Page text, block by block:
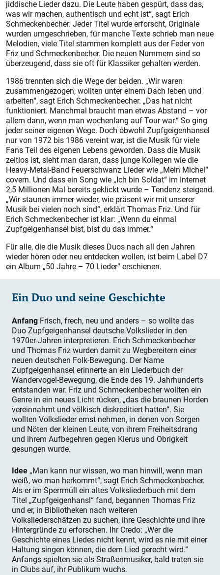
jiddische Lieder dazu. Die Leute haben gespürt, dass das,
was wir machen, authentisch und echt ist“, sagt Erich
Schmeckenbecher. Jeder Titel wurde erforscht, Originale
wurden umgeschrieben, für manche Texte schrieb man neue
Melodien, viele Titel stammen komplett aus der Feder von
Friz und Schmeckenbecher. Die neuen Nummern sind so
überzeugend, dass sie oft für Klassiker gehalten werden.
1986 trennten sich die Wege der beiden. „Wir waren
zusammengezogen, wollten unter einem Dach leben und
arbeiten“, sagt Erich Schmeckenbecher. „Das hat nicht
funktioniert. Manchmal braucht man etwas Abstand – vor
allem dann, wenn man wochenlang auf Tour war.“ So ging
jeder seiner eigenen Wege. Doch obwohl Zupfgeigenhansel
nur von 1972 bis 1986 vereint war, ist die Musik für viele
Fans Teil des eigenen Lebens geworden. Dass die Musik
zeitlos ist, sieht man daran, dass junge Kollegen wie die
Heavy-Metal-Band Feuerschwanz Lieder wie „Mein Michel“
covern. Und dass ein Song wie „Ich bin Soldat“ im Internet
2,5 Millionen Mal bereits geklickt wurde – Tendenz steigend.
„Wir staunen immer wieder, wie präsent wir mit unserer
Musik bei vielen noch sind“, erklärt Thomas Friz. Und für
Erich Schmeckenbecher ist klar: „Wenn du einmal
Zupfgeigenhansel bist, bist du das immer.“
Für alle, die die Musik dieses Duos nach all den Jahren
wieder hören oder neu entdecken wollen, ist beim Label D7
ein Album „50 Jahre – 70 Lieder“ erschienen.
Ein Duo und seine Geschichte
Anfang Frisch, frech, neu und anders – so wollte das
Duo Zupfgeigenhansel deutsche Volkslieder in den
1970er-Jahren interpretieren. Erich Schmeckenbecher
und Thomas Friz wurden damit zu Wegbereitern einer
neuen deutschen Folk-Bewegung. Der Name
Zupfgeigenhansel erinnerte an ein Liederbuch der
Wandervogel-Bewegung, die Ende des 19. Jahrhunderts
entstanden war. Friz und Schmeckenbecher wollten ein
Genre in ein neues Licht rücken, „das die braunen Horden
vereinnahmt und völkisch diskreditiert hatten“. Sie
wollten Volkslieder ernst nehmen, in denen von Sorgen
und Nöten der kleinen Leute, von ihrem Freiheitsdrang
und ihrem Aufbegehren gegen Klerus und Obrigkeit
gesungen wurde.
Idee „Man kann nur wissen, wo man hinwill, wenn man
weiß, wo man herkommt“, sagt Erich Schmeckenbecher.
Als er im Sperrmüll ein altes Volksliederbuch mit dem
Titel „Zupfgeigenhansl“ fand, begannen Thomas Friz
und er, in Bibliotheken nach weiteren
Volksliederschätzen zu suchen, ihre Geschichte und ihre
Hintergründe zu erforschen. Ihr Credo: „Wer die
Geschichte eines Liedes nicht kennt, wird es nie mit einer
Haltung singen können, die dem Lied gerecht wird.“
Anfangs spielten sie als Straßenmusiker, bald traten sie
in Clubs auf, ihr Publikum wuchs.